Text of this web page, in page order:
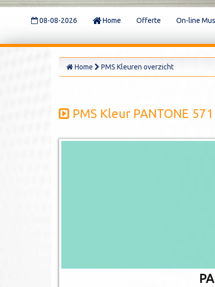
08-08-2026 Home Offerte On-line
Home PMS Kleuren overzicht
PMS Kleur PANTONE 571